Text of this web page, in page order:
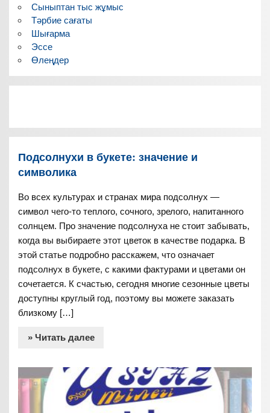
Сыныптан тыс жұмыс
Тәрбие сағаты
Шығарма
Эссе
Өлеңдер
Подсолнухи в букете: значение и
символика
Во всех культурах и странах мира подсолнух —
символ чего-то теплого, сочного, зрелого, напитанного
солнцем. Про значение подсолнуха не стоит забывать,
когда вы выбираете этот цветок в качестве подарка. В
этой статье подробно расскажем, что означает
подсолнух в букете, с какими фактурами и цветами он
сочетается. К счастью, сегодня многие сезонные цветы
доступны круглый год, поэтому вы можете заказать
близкому […]
» Читать далее